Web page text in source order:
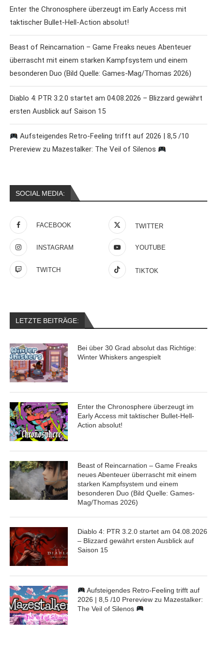
Enter the Chronosphere überzeugt im Early Access mit
taktischer Bullet-Hell-Action absolut!
Beast of Reincarnation – Game Freaks neues Abenteuer
überrascht mit einem starken Kampfsystem und einem
besonderen Duo (Bild Quelle: Games-Mag/Thomas 2026)
Diablo 4: PTR 3.2.0 startet am 04.08.2026 – Blizzard gewährt
ersten Ausblick auf Saison 15
Aufsteigendes Retro-Feeling trifft auf 2026 | 8,5 /10
Prereview zu Mazestalker: The Veil of Silenos
SOCIAL MEDIA:
FACEBOOK TWITTER
INSTAGRAM YOUTUBE
TWITCH TIKTOK
LETZTE BEITRÄGE:
Bei über 30 Grad absolut das Richtige:
Winter Whiskers angespielt
Enter the Chronosphere überzeugt im
Early Access mit taktischer Bullet-Hell-
Action absolut!
Beast of Reincarnation – Game Freaks
neues Abenteuer überrascht mit einem
starken Kampfsystem und einem
besonderen Duo (Bild Quelle: Games-
Mag/Thomas 2026)
Diablo 4: PTR 3.2.0 startet am 04.08.2026
– Blizzard gewährt ersten Ausblick auf
Saison 15
Aufsteigendes Retro-Feeling trifft auf
2026 | 8,5 /10 Prereview zu Mazestalker:
The Veil of Silenos